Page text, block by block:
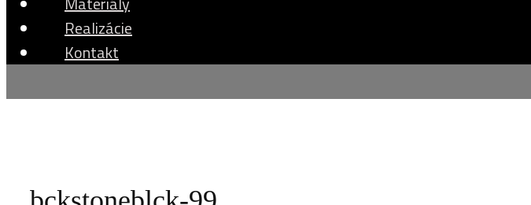
Realizácie
Kontakt